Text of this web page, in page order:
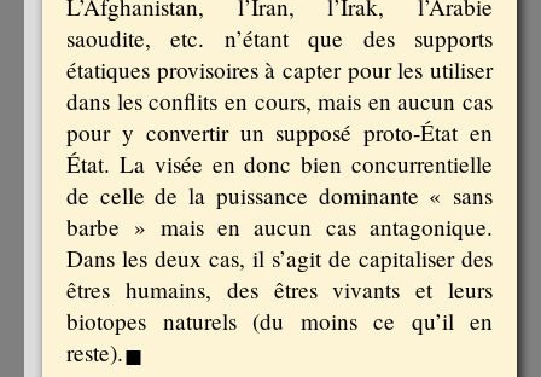
L’Afghanistan, l’Iran, l’Irak, l’Arabie
saoudite, etc. n’étant que des supports
étatiques provisoires à capter pour les utiliser
dans les conflits en cours, mais en aucun cas
pour y convertir un supposé proto-État en
État. La visée en donc bien concurrentielle
de celle de la puissance dominante « sans
barbe » mais en aucun cas antagonique.
Dans les deux cas, il s’agit de capitaliser des
êtres humains, des êtres vivants et leurs
biotopes naturels (du moins ce qu’il en
reste).▪